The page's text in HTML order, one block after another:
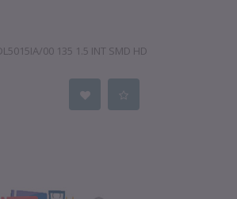
00 135 1.5 INT SMD HD